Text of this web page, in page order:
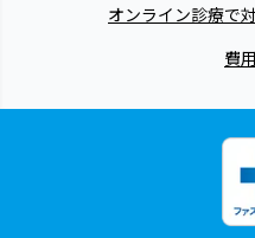
オンライン診療で
費